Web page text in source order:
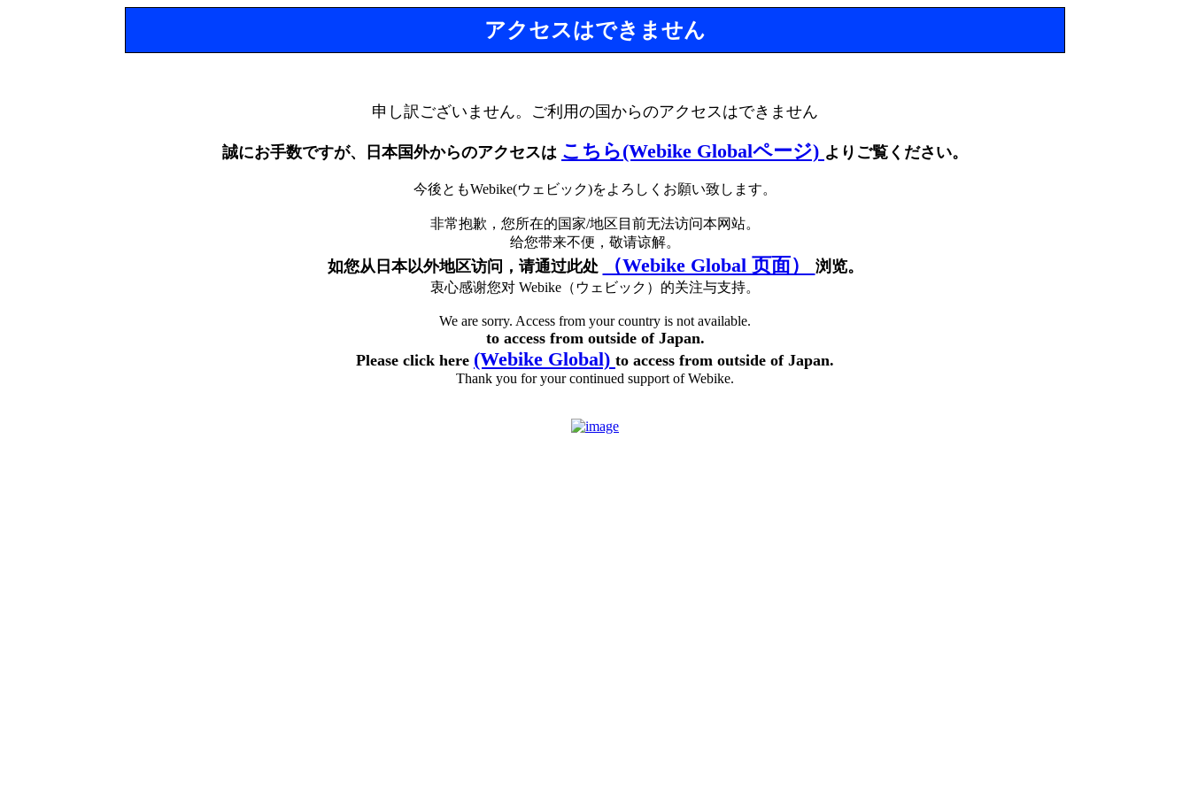
アクセスはできません
申し訳ございません。ご利用の国からのアクセスはできません
誠にお手数ですが、日本国外からのアクセスは こちら(Webike Globalページ) よりご覧ください。
今後ともWebike(ウェビック)をよろしくお願い致します。
非常抱歉，您所在的国家/地区目前无法访问本网站。
给您带来不便，敬请谅解。
如您从日本以外地区访问，请通过此处 （Webike Global 页面） 浏览。
衷心感谢您对 Webike（ウェビック）的关注与支持。
We are sorry. Access from your country is not available.
to access from outside of Japan.
Please click here (Webike Global) to access from outside of Japan.
Thank you for your continued support of Webike.